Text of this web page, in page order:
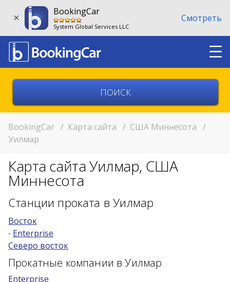
BookingCar
System Global Services LLC
Смотреть
Выберите город
Возврат в другом месте?
Возраст 25-70 лет?
Купон/промо
BookingCar / Карта сайта / США Миннесота /
Уилмар
Карта сайта Уилмар, США
Миннесота
Станции проката в Уилмар
Восток
- Enterprise
Северо восток
Прокатные компании в Уилмар
Enterprise